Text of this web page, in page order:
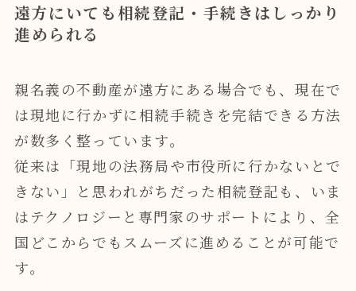
遠方にいても相続登記・手続きはしっかり
進められる
親名義の不動産が遠方にある場合でも、現在で
は現地に行かずに相続手続きを完結できる方法
が数多く整っています。
従来は「現地の法務局や市役所に行かないとで
きない」と思われがちだった相続登記も、いま
はテクノロジーと専門家のサポートにより、全
国どこからでもスムーズに進めることが可能で
す。